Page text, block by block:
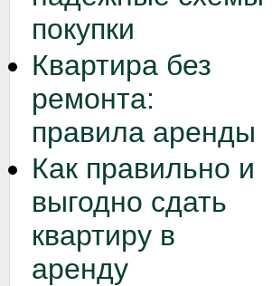
покупки
Квартира без
ремонта:
правила аренды
Как правильно и
выгодно сдать
квартиру в
аренду